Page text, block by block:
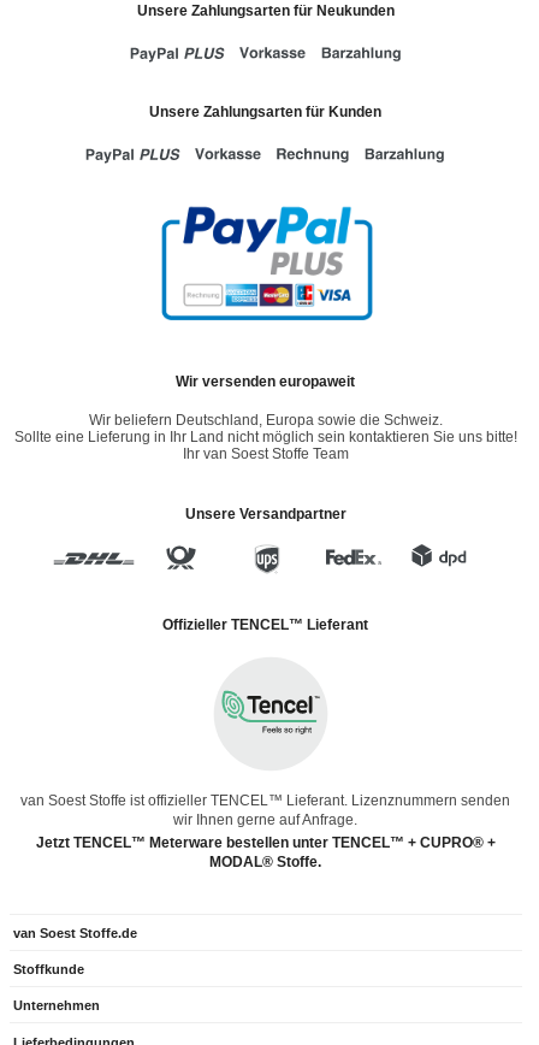
Unsere Zahlungsarten für Neukunden
Unsere Zahlungsarten für Kunden
Wir versenden europaweit
Wir beliefern Deutschland, Europa sowie die Schweiz.
Sollte eine Lieferung in Ihr Land nicht möglich sein kontaktieren Sie uns bitte!
Ihr van Soest Stoffe Team
Unsere Versandpartner
Offizieller TENCEL™ Lieferant
van Soest Stoffe ist offizieller TENCEL™ Lieferant. Lizenznummern senden
wir Ihnen gerne auf Anfrage.
Jetzt TENCEL™ Meterware bestellen unter TENCEL™ + CUPRO® +
MODAL® Stoffe.
van Soest Stoffe.de
Stoffkunde
Unternehmen
Lieferbedingungen